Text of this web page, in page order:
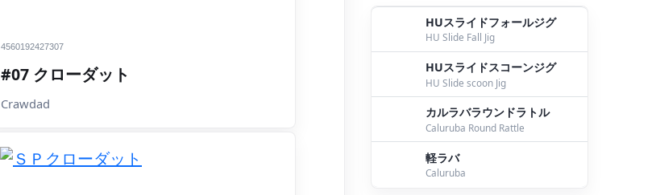
4560192427307
#07 クローダット
Crawdad
HUスライドフォールジグ
HU Slide Fall Jig
HUスライドスコーンジグ
HU Slide scoon Jig
カルラバラウンドラトル
Caluruba Round Rattle
軽ラバ
Caluruba